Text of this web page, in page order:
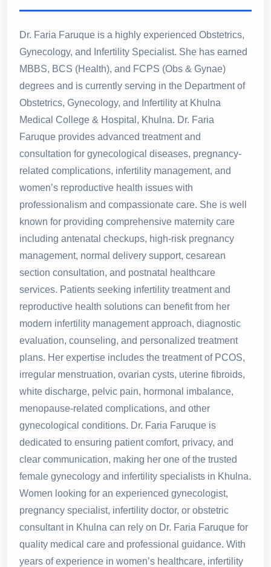
Dr. Faria Faruque is a highly experienced Obstetrics,
Gynecology, and Infertility Specialist. She has earned
MBBS, BCS (Health), and FCPS (Obs & Gynae)
degrees and is currently serving in the Department of
Obstetrics, Gynecology, and Infertility at Khulna
Medical College & Hospital, Khulna. Dr. Faria
Faruque provides advanced treatment and
consultation for gynecological diseases, pregnancy-
related complications, infertility management, and
women’s reproductive health issues with
professionalism and compassionate care. She is well
known for providing comprehensive maternity care
including antenatal checkups, high-risk pregnancy
management, normal delivery support, cesarean
section consultation, and postnatal healthcare
services. Patients seeking infertility treatment and
reproductive health solutions can benefit from her
modern infertility management approach, diagnostic
evaluation, counseling, and personalized treatment
plans. Her expertise includes the treatment of PCOS,
irregular menstruation, ovarian cysts, uterine fibroids,
white discharge, pelvic pain, hormonal imbalance,
menopause-related complications, and other
gynecological conditions. Dr. Faria Faruque is
dedicated to ensuring patient comfort, privacy, and
clear communication, making her one of the trusted
female gynecology and infertility specialists in Khulna.
Women looking for an experienced gynecologist,
pregnancy specialist, infertility doctor, or obstetric
consultant in Khulna can rely on Dr. Faria Faruque for
quality medical care and professional guidance. With
years of experience in women’s healthcare, infertility